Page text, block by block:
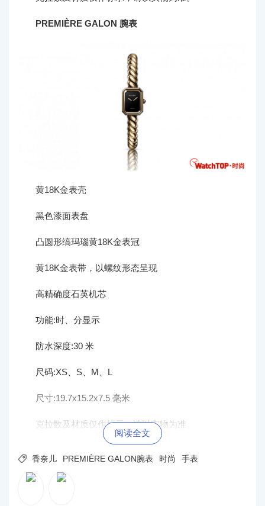
PREMIÈRE GALON 腕表
黄18K金表壳
黑色漆面表盘
凸圆形缟玛瑙黄18K金表冠
黄18K金表带，以螺纹形态呈现
高精确度石英机芯
功能:时、分显示
防水深度:30 米
尺码:XS、S、M、L
尺寸:19.7x15.2x7.5 毫米
克拉数及材质仅作标示，请以实物为准。
阅读全文
 香奈儿 PREMIÈRE GALON腕表 时尚 手表